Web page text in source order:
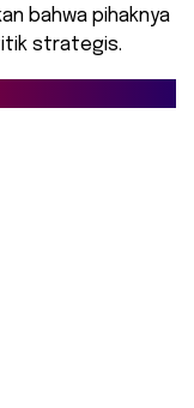
bahwa pihaknya
strategis.